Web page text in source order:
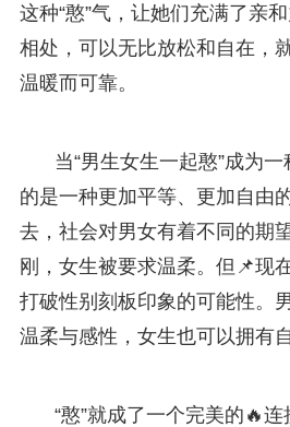
这种“憨”气，让她们充满了亲
相处，可以无比放松和自在，
温暖而可靠。
当“男生女生一起憨”成为
的是一种更加平等、更加自由
去，社会对男女有着不同的期
刚，女生被要求温柔。但📌现
打破性别刻板印象的可能性。
温柔与感性，女生也可以拥有
“憨”就成了一个完美的🔥